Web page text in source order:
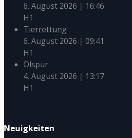
6. August 2026 | 16:46
H1
Tierrettung
6. August 2026 | 09:41
H1
Ölspur
4. August 2026 | 13:17
H1
Neuigkeiten